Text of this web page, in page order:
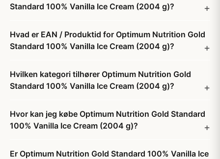
Standard 100% Vanilla Ice Cream (2004 g)?
Hvad er EAN / Produktid for Optimum Nutrition Gold
Standard 100% Vanilla Ice Cream (2004 g)?
Hvilken kategori tilhører Optimum Nutrition Gold
Standard 100% Vanilla Ice Cream (2004 g)?
Hvor kan jeg købe Optimum Nutrition Gold Standard
100% Vanilla Ice Cream (2004 g)?
Er Optimum Nutrition Gold Standard 100% Vanilla Ice